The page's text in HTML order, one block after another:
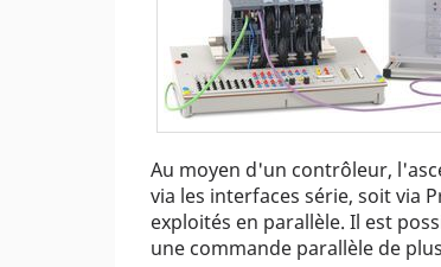
Au moyen d'un contrôleur,
via les interfaces série, soit via
exploités en parallèle. Il est
une commande parallèle de